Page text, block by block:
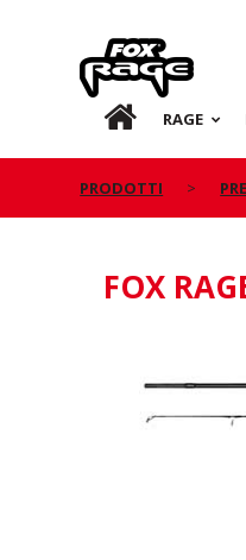
Rage
IT RAGE
PRODOTTI
FOX